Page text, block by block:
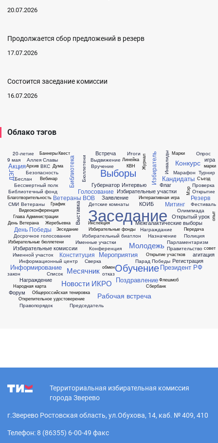
20.07.2026
Продолжается сбор предложений в резерв
17.07.2026
Состоится заседание комиссии
16.07.2026
Облако тэгов
20-летие
9 мая
Акция
Аллея Славы
Архив
Баннеры
Безопасность
Беслан
Бессмертный полк
Библиотека
Библиотечный фонд
Благотворительность
Бюллетени
ВКС
Вебинар
Ветераны
Ветераны ВОВ
Видеоконференция
Вручение
Встреча
Выборы
Выдвижение
Выставка
Глава Администрации
Голосование
График
Губернатор
ДЭГ
День Ветерана
День Победы
Детские комнаты
Досрочное голосование
Дума
Жеребьевка
Журнал
Заседание
Заявление
Зеседание
Избиратель
Избирательные бюллетени
Избирательные комиссии
Избирательные участки
Избирательные фонды
Избирательный биатлон
Именной участок
Именные участки
Инвалиды
Инспекция
Интерактивная игра
Интервью
Информационный центр
Информирование
Итоги
КВН
КОИБ
Кандидаты
Квест
Конкурс
Конституция
Конференция
Линейка
Марафон
Марки
Межгалактические выборы
Мероприятия
Месячник
Митинг
Молодежь
Мэр
Награждание
Награждение
Назначение
Народная карта Новости ИКРО
Обучение
Общероссийская тенировка
Олимпиада
Опрос
Открепительное удостоверение
Открытие
Открытие участков
Открытый урок
Парад Победы
Парламентаризм
Передача
Поздравление
Полиция
Правительство
Правопорядок Председатель
Президент РФ
Проверка
Рабочая встреча
Регистрация
Резерв
СМИ
Сбербанк
Сверка
Список
Съезд
Турнир
Фестиваль
Флаг
Флешмоб
Форум
агитация
закон
игра
марки
обмен
опыт
отказ
совет
Территориальная избирательная комиссия
города Зверево
г.Зверево Ростовская область, ул.Обухова, 14, каб. № 409, 410
Телефон: 8 (86355) 6-00-49 факс